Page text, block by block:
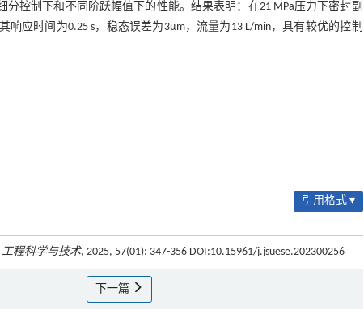
控制下和不同阶跃幅值下的性能。结果表明：在21 MPa压力下密封副
应时间为0.25 s，稳态误差为3μm，流量为13 L/min，具有较优的控制
引用格式 ▾
工程科学与技术, 2025, 57(01): 347-356 DOI:10.15961/j.jsuese.202300256
下一篇